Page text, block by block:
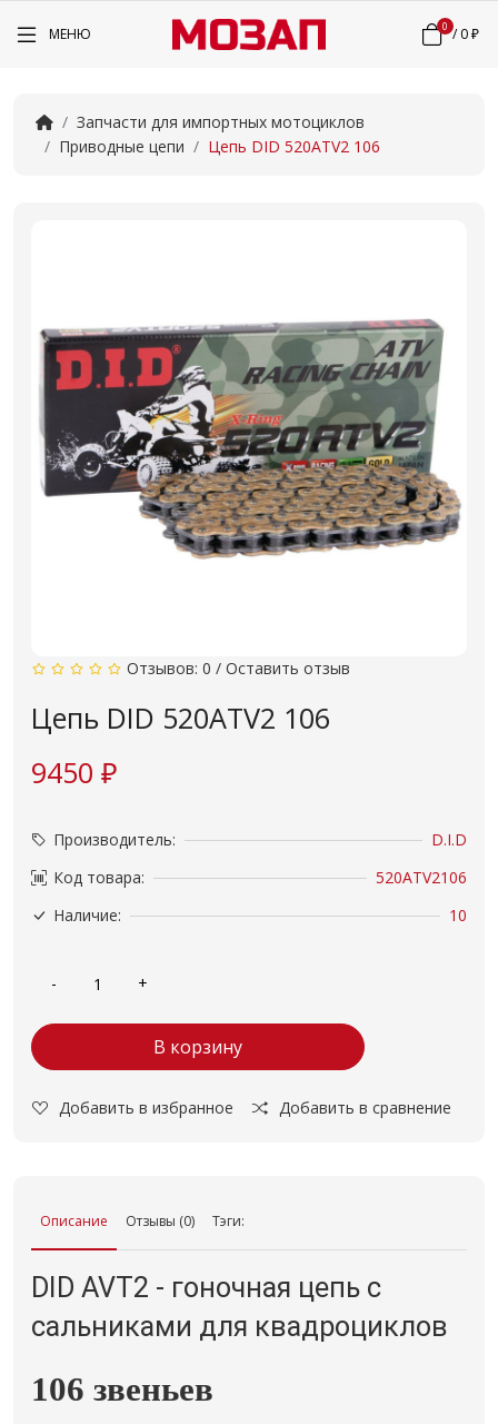
МЕНЮ 0 /0 ₽
Запчасти для импортных мотоциклов
Приводные цепи
Цепь DID 520ATV2 106
Отзывов: 0 / Оставить отзыв
Цепь DID 520ATV2 106
9450 ₽
Производитель:
D.I.D
Код товара:
520ATV2106
Наличие:
10
В корзину
Добавить в избранное Добавить в сравнение
Описание Отзывы (0) Тэги:
DID AVT2 - гоночная цепь с
сальниками для квадроциклов
106 звеньев